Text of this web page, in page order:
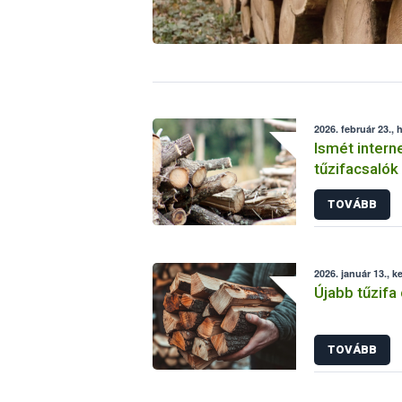
2026. február 23.,
Ismét
tűzifacsalók
TOVÁBB
2026. január 13.,
Újabb tűzifa
TOVÁBB